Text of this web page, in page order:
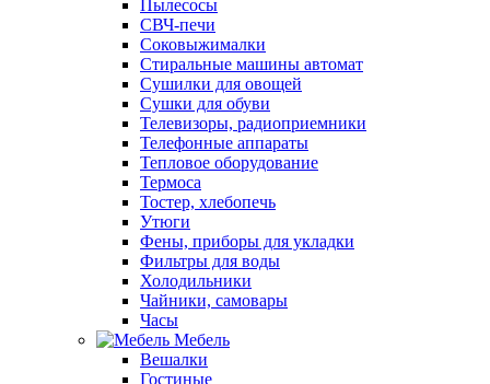
Пылесосы
СВЧ-печи
Соковыжималки
Стиральные машины автомат
Сушилки для овощей
Сушки для обуви
Телевизоры, радиоприемники
Телефонные аппараты
Тепловое оборудование
Термоса
Тостер, хлебопечь
Утюги
Фены, приборы для укладки
Фильтры для воды
Холодильники
Чайники, самовары
Часы
Мебель
Вешалки
Гостиные